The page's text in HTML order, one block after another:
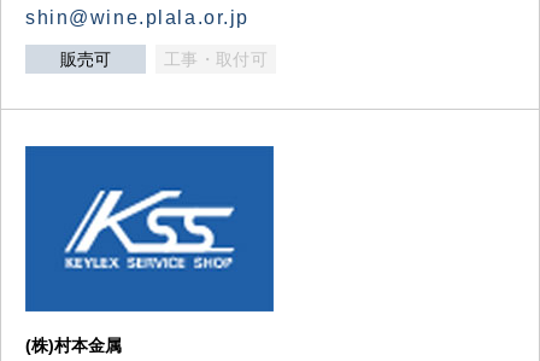
shin@wine.plala.or.jp
販売可 工事・取付可
(株)村本金属